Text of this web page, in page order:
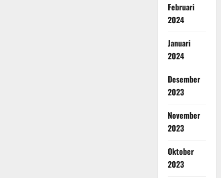
Februari
2024
Januari
2024
Desember
2023
November
2023
Oktober
2023